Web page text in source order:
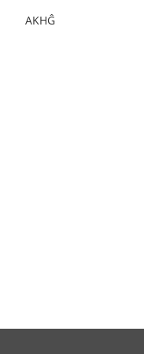
AKHĜ